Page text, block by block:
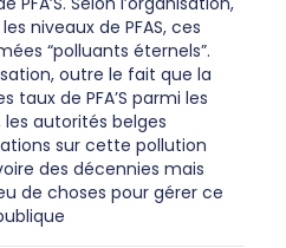
niveaux de PFAS, ces
“polluants éternels”.
outre le fait que la
taux de PFA’S parmi les
les autorités belges
sur cette pollution
des décennies mais
de choses pour gérer ce